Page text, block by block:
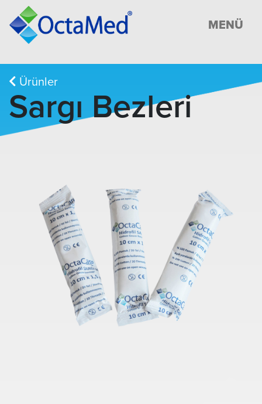
MENÜ
Ürünler
Sargı Bezleri